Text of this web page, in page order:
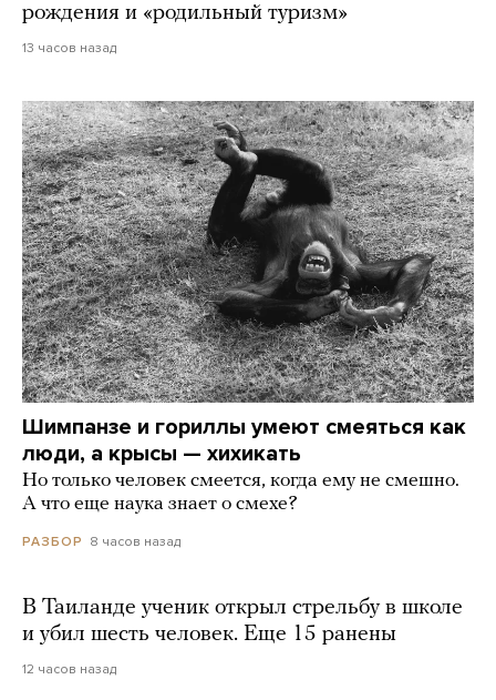
рождения и «родильный туризм»
13 часов назад
Шимпанзе и гориллы умеют смеяться как
люди, а крысы — хихикать
Но только человек смеется, когда ему не смешно.
А что еще наука знает о смехе?
РАЗБОР 8 часов назад
В Таиланде ученик открыл стрельбу в школе
и убил шесть человек. Еще 15 ранены
12 часов назад